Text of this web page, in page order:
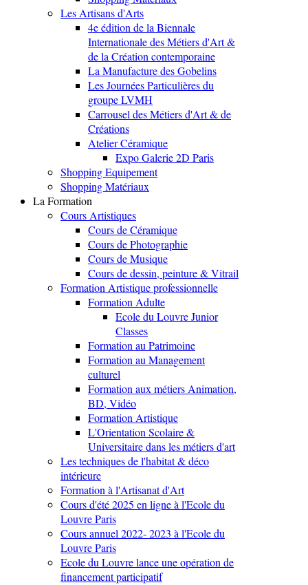
Les Artisans d'Arts
4e édition de la Biennale
Internationale des Métiers d'Art &
de la Création contemporaine
La Manufacture des Gobelins
Les Journées Particulières du
groupe LVMH
Carrousel des Métiers d'Art & de
Créations
Atelier Céramique
Expo Galerie 2D Paris
Shopping Equipement
Shopping Matériaux
La Formation
Cours Artistiques
Cours de Céramique
Cours de Photographie
Cours de Musique
Cours de dessin, peinture & Vitrail
Formation Artistique professionnelle
Formation Adulte
Ecole du Louvre Junior
Classes
Formation au Patrimoine
Formation au Management
culturel
Formation aux métiers Animation,
BD, Vidéo
Formation Artistique
L'Orientation Scolaire &
Universitaire dans les métiers d'art
Les techniques de l'habitat & déco
intérieure
Formation à l'Artisanat d'Art
Cours d'été 2025 en ligne à l'Ecole du
Louvre Paris
Cours annuel 2022- 2023 à l'Ecole du
Louvre Paris
Ecole du Louvre lance une opération de
financement participatif